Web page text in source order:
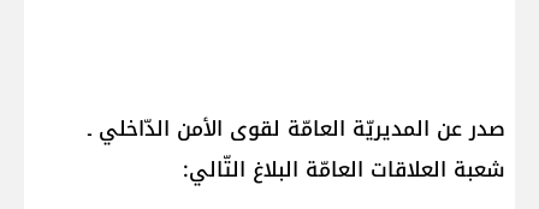
صدر عن المديريّة العامّة لقوى الأمن الدّاخلي ـ
شعبة العلاقات العامّة البلاغ التّالي: